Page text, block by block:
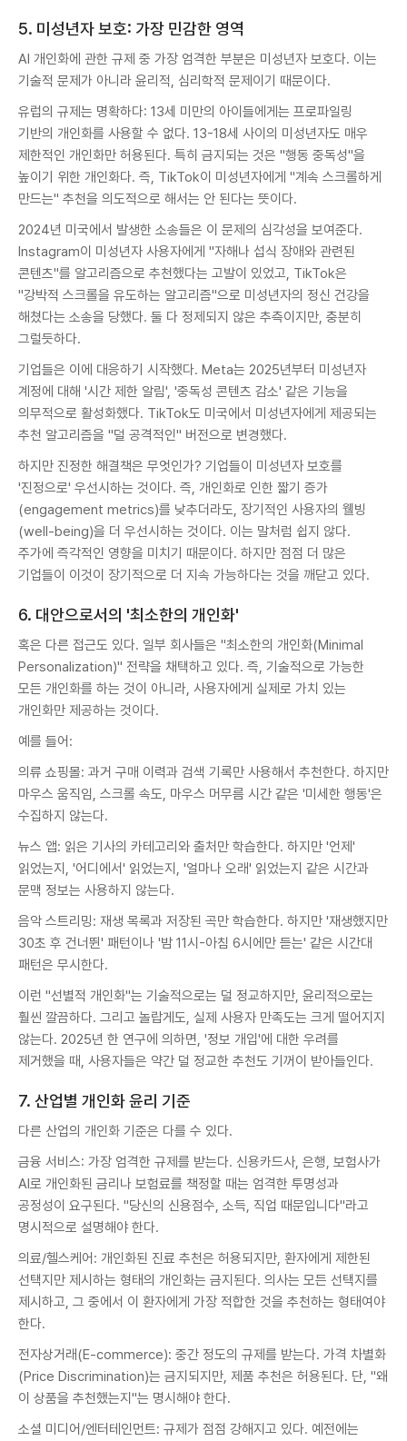
5. 미성년자 보호: 가장 민감한 영역
AI 개인화에 관한 규제 중 가장 엄격한 부분은 미성년자 보호다. 이는
기술적 문제가 아니라 윤리적, 심리학적 문제이기 때문이다.
유럽의 규제는 명확하다: 13세 미만의 아이들에게는 프로파일링
기반의 개인화를 사용할 수 없다. 13-18세 사이의 미성년자도 매우
제한적인 개인화만 허용된다. 특히 금지되는 것은 "행동 중독성"을
높이기 위한 개인화다. 즉, TikTok이 미성년자에게 "계속 스크롤하게
만드는" 추천을 의도적으로 해서는 안 된다는 뜻이다.
2024년 미국에서 발생한 소송들은 이 문제의 심각성을 보여준다.
Instagram이 미성년자 사용자에게 "자해나 섭식 장애와 관련된
콘텐츠"를 알고리즘으로 추천했다는 고발이 있었고, TikTok은
"강박적 스크롤을 유도하는 알고리즘"으로 미성년자의 정신 건강을
해쳤다는 소송을 당했다. 둘 다 정제되지 않은 추측이지만, 충분히
그럴듯하다.
기업들은 이에 대응하기 시작했다. Meta는 2025년부터 미성년자
계정에 대해 '시간 제한 알림', '중독성 콘텐츠 감소' 같은 기능을
의무적으로 활성화했다. TikTok도 미국에서 미성년자에게 제공되는
추천 알고리즘을 "덜 공격적인" 버전으로 변경했다.
하지만 진정한 해결책은 무엇인가? 기업들이 미성년자 보호를
'진정으로' 우선시하는 것이다. 즉, 개인화로 인한 짧기 증가
(engagement metrics)를 낮추더라도, 장기적인 사용자의 웰빙
(well-being)을 더 우선시하는 것이다. 이는 말처럼 쉽지 않다.
주가에 즉각적인 영향을 미치기 때문이다. 하지만 점점 더 많은
기업들이 이것이 장기적으로 더 지속 가능하다는 것을 깨닫고 있다.
6. 대안으로서의 '최소한의 개인화'
혹은 다른 접근도 있다. 일부 회사들은 "최소한의 개인화(Minimal
Personalization)" 전략을 채택하고 있다. 즉, 기술적으로 가능한
모든 개인화를 하는 것이 아니라, 사용자에게 실제로 가치 있는
개인화만 제공하는 것이다.
예를 들어:
의류 쇼핑몰: 과거 구매 이력과 검색 기록만 사용해서 추천한다. 하지만
마우스 움직임, 스크롤 속도, 마우스 머무름 시간 같은 '미세한 행동'은
수집하지 않는다.
뉴스 앱: 읽은 기사의 카테고리와 출처만 학습한다. 하지만 '언제'
읽었는지, '어디에서' 읽었는지, '얼마나 오래' 읽었는지 같은 시간과
문맥 정보는 사용하지 않는다.
음악 스트리밍: 재생 목록과 저장된 곡만 학습한다. 하지만 '재생했지만
30초 후 건너뛴' 패턴이나 '밤 11시-아침 6시에만 듣는' 같은 시간대
패턴은 무시한다.
이런 "선별적 개인화"는 기술적으로는 덜 정교하지만, 윤리적으로는
훨씬 깔끔하다. 그리고 놀랍게도, 실제 사용자 만족도는 크게 떨어지지
않는다. 2025년 한 연구에 의하면, '정보 개입'에 대한 우려를
제거했을 때, 사용자들은 약간 덜 정교한 추천도 기꺼이 받아들인다.
7. 산업별 개인화 윤리 기준
다른 산업의 개인화 기준은 다를 수 있다.
금융 서비스: 가장 엄격한 규제를 받는다. 신용카드사, 은행, 보험사가
AI로 개인화된 금리나 보험료를 책정할 때는 엄격한 투명성과
공정성이 요구된다. "당신의 신용점수, 소득, 직업 때문입니다"라고
명시적으로 설명해야 한다.
의료/헬스케어: 개인화된 진료 추천은 허용되지만, 환자에게 제한된
선택지만 제시하는 형태의 개인화는 금지된다. 의사는 모든 선택지를
제시하고, 그 중에서 이 환자에게 가장 적합한 것을 추천하는 형태여야
한다.
전자상거래(E-commerce): 중간 정도의 규제를 받는다. 가격 차별화
(Price Discrimination)는 금지되지만, 제품 추천은 허용된다. 단, "왜
이 상품을 추천했는지"는 명시해야 한다.
소셜 미디어/엔터테인먼트: 규제가 점점 강해지고 있다. 예전에는